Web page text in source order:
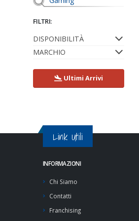
FILTRI:
DISPONIBILITÀ
MARCHIO
Ultimi Arrivi
Link Utili
INFORMAZIONI
Chi Siamo
Contatti
Franchising